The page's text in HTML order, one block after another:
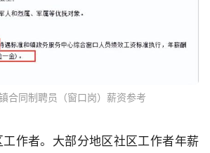
合同制聘员（窗口岗）薪资参考
作者。大部分地区社区工作者年薪